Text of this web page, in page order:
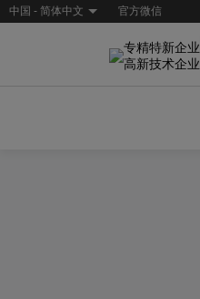
中国 - 简体中文 官方微信
专精特新企业
高新技术企业